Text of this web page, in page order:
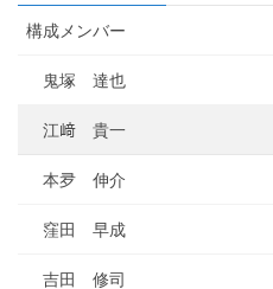
構成メンバー
鬼塚 達也
江﨑 貴一
本夛 伸介
窪田 早成
吉田 修司